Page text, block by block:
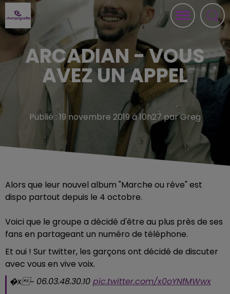
ARCADIAN - VOUS
AVEZ UN APPEL
Publié : 19 novembre 2019 à 10h27 par Greg
Alors que leur nouvel album "Marche ou rêve" est
dispo partout depuis le 4 octobre.
Voici que le groupe a décidé d'être au plus près de ses
fans en partageant un numéro de téléphone.
Et oui ! Sur twitter, les garçons ont décidé de discuter
avec vous en vive voix.
�x~ 06.03.48.30.10 pic.twitter.com/x0oYNfMWwx